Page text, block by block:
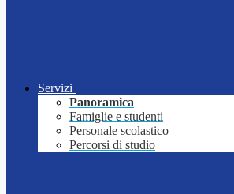
Servizi
Panoramica
Famiglie e studenti
Personale scolastico
Percorsi di studio